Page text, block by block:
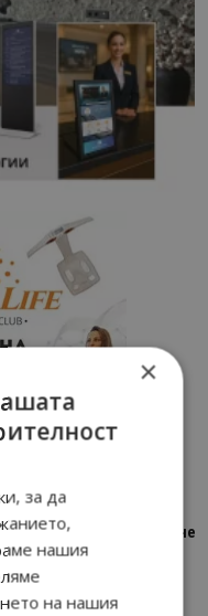
Петрич – Изживяване
×
за да
нашия
на нашия